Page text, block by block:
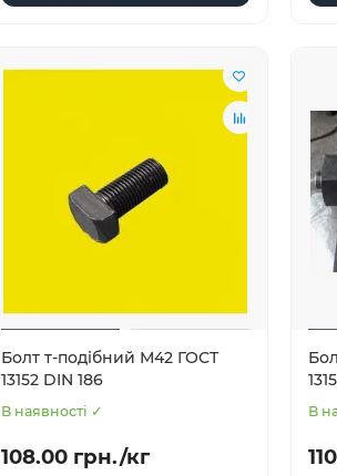
Болт т-подібний М42 ГОСТ
13152 DIN 186
В наявності ✓
108.00 грн./кг
В